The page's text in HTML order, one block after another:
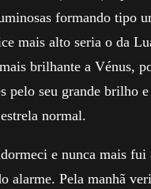
formando tipo
mais alto seria o da
brilhante a Vénus,
pelo seu grande brilho
normal.
e nunca mais fui
alarme. Pela manhã